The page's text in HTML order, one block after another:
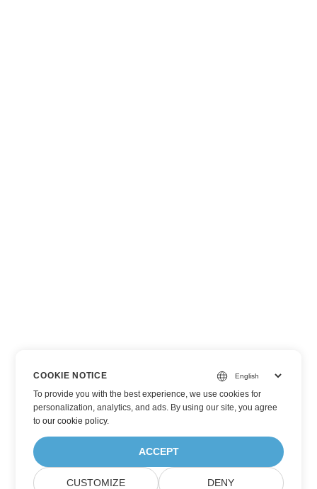
COOKIE NOTICE
To provide you with the best experience, we use cookies for
personalization, analytics, and ads. By using our site, you agree
toour cookie policy.
ACCEPT
CUSTOMIZE DENY